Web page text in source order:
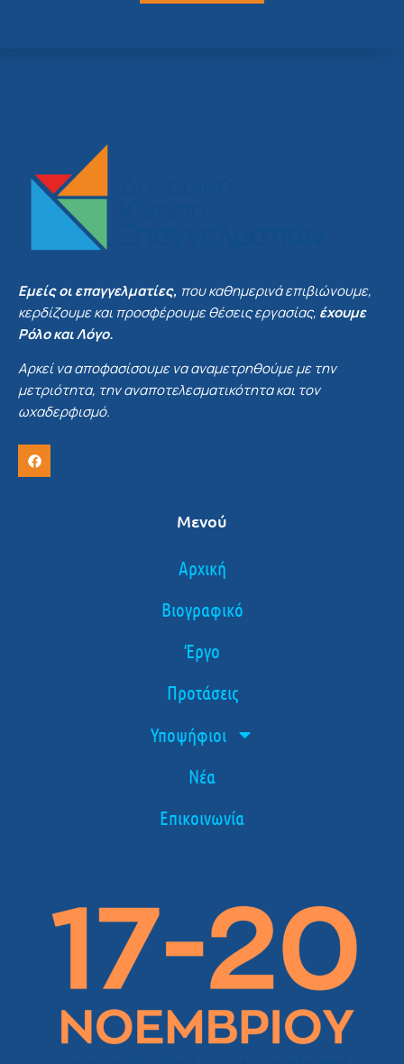
Εμείς οι επαγγελματίες, που καθημερινά επιβιώνουμε,
κερδίζουμε και προσφέρουμε θέσεις εργασίας, έχουμε
Ρόλο και Λόγο.
Αρκεί να αποφασίσουμε να αναμετρηθούμε με την
μετριότητα, την αναποτελεσματικότητα και τον
ωχαδερφισμό.
Μενού
Αρχική
Βιογραφικό
Έργο
Προτάσεις
Υποψήφιοι
Νέα
Επικοινωνία